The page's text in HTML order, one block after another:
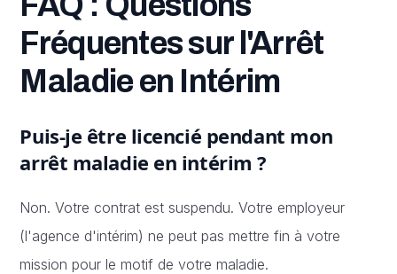
Fréquentes sur l'Arrêt
Maladie en Intérim
Puis-je être licencié pendant mon
arrêt maladie en intérim ?
Non. Votre contrat est suspendu. Votre employeur
(l'agence d'intérim) ne peut pas mettre fin à votre
mission pour le motif de votre maladie.